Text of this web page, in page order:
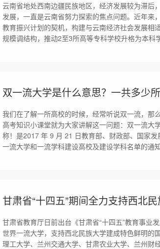
云南省地处西南边疆民族地区，经济发展较为滞后
发展，一直是云南省努力探索的焦点问题。近年来
教育振兴计划的契机，构建与云南经济社会发展相
规模调结构，推动2至3所高等专科学校升格为本科
双一流大学是什么意思？一共多少所
我们在了解一所高校的时候，经常听说双一流，那
高考知识小课堂就为大家讲解这一问题：双一流大
称！是2017 年 9 月 21 日教育部、财政部、国家
一流大学和一流学科建设高校及建设学科名单的通
甘肃省“十四五”期间全力支持西北
甘肃省教育厅日前出台《甘肃省“十四五”教育事业
世界一流大学，支持西北民族大学建成特色鲜明的
理工大学、兰州交通大学、甘肃农业大学、兰州财